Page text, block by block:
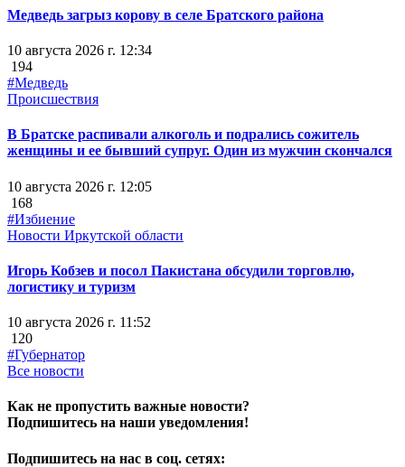
Медведь загрыз корову в селе Братского района
10 августа 2026 г. 12:34
194
#Медведь
Происшествия
В Братске распивали алкоголь и подрались сожитель
женщины и ее бывший супруг. Один из мужчин скончался
10 августа 2026 г. 12:05
168
#Избиение
Новости Иркутской области
Игорь Кобзев и посол Пакистана обсудили торговлю,
логистику и туризм
10 августа 2026 г. 11:52
120
#Губернатор
Все новости
Как не пропустить важные новости?
Подпишитесь на наши уведомления!
Подпишитесь на нас в соц. сетях: